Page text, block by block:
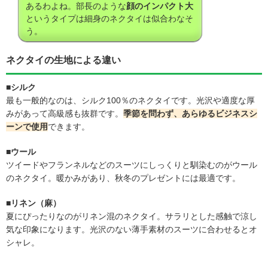
あるわよね。部長のような顔のインパクト大
というタイプは細身のネクタイは似合わなそ
う。
ネクタイの生地による違い
■シルク
最も一般的なのは、シルク100％のネクタイです。光沢や適度な厚
みがあって高級感も抜群です。 季節を問わず、あらゆるビジネスシ
ーンで使用できます。
■ウール
ツイードやフランネルなどのスーツにしっくりと馴染むのがウール
のネクタイ。暖かみがあり、秋冬のプレゼントには最適です。
■リネン（麻）
夏にぴったりなのがリネン混のネクタイ。サラリとした感触で涼し
気な印象になります。光沢のない薄手素材のスーツに合わせるとオ
シャレ。